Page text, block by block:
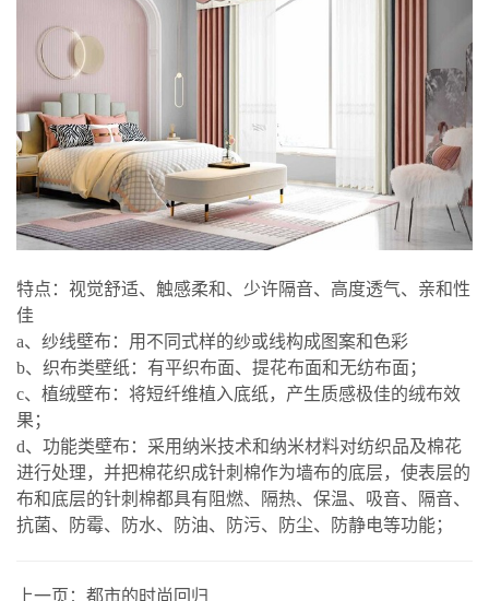
特点：视觉舒适、触感柔和、少许隔音、高度透气、亲和性
佳
a、纱线壁布：用不同式样的纱或线构成图案和色彩
b、织布类壁纸：有平织布面、提花布面和无纺布面；
c、植绒壁布：将短纤维植入底纸，产生质感极佳的绒布效
果；
d、功能类壁布：采用纳米技术和纳米材料对纺织品及棉花
进行处理，并把棉花织成针刺棉作为墙布的底层，使表层的
布和底层的针刺棉都具有阻燃、隔热、保温、吸音、隔音、
抗菌、防霉、防水、防油、防污、防尘、防静电等功能；
上一页： 都市的时尚回归